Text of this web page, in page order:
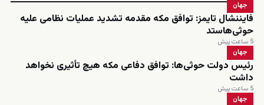
جهان
فایننشال تایمز: توافق مکه مقدمه تشدید عملیات نظامی علیه
حوثی‌هاستد
5 ساعت پیش
جهان
رئیس دولت حوثی‌ها: توافق دفاعی مکه هیچ تأثیری نخواهد
داشت
5 ساعت پیش
جهان